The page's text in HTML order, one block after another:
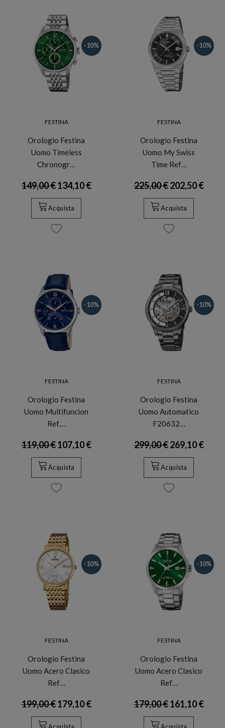
-10%
FESTINA
Orologio Festina
Uomo Timeless
Chronogr…
149,00 €134,10 €
Acquista
-10%
FESTINA
Orologio Festina
Uomo My Swiss
Time Ref…
225,00 €202,50 €
Acquista
-10%
FESTINA
Orologio Festina
Uomo Multifuncion
Ref.…
119,00 €107,10 €
Acquista
-10%
FESTINA
Orologio Festina
Uomo Automatico
F20632…
299,00 €269,10 €
Acquista
-10%
FESTINA
Orologio Festina
Uomo Acero Clasico
Ref…
199,00 €179,10 €
-10%
FESTINA
Orologio Festina
Uomo Acero Clasico
Ref…
179,00 €161,10 €